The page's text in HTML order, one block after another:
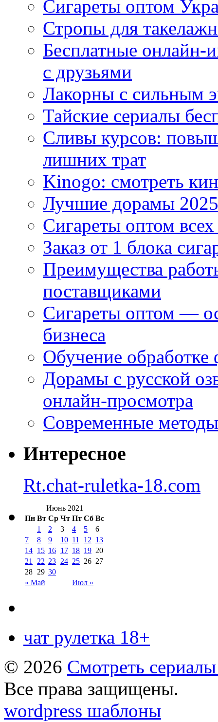
Сигареты оптом
Стропы для
Бесплатные
с друзьями
Лакорны с сильным
Тайские сериалы
Сливы курсов:
лишних трат
Kinogo: смотреть
Лучшие дорамы
Сигареты оптом
Заказ от 1 блока
Преимущества
поставщиками
Сигареты оптом —
бизнеса
Обучение
Дорамы с русской
онлайн-просмотра
Современные
Интересное
Rt.chat-ruletka-18.com
Июнь 2021
Пн Вт Ср Чт Пт Сб Вс
« Май Июл »
1 2 3 4 5
6
7
8 9 10 11 12 13
14 15 16 17 18 19 20
21
22 23 24 25 26 27
28 29 30
чат рулетка 18+
© 2026 Смотреть
Все права защищены.
wordpress шаблоны